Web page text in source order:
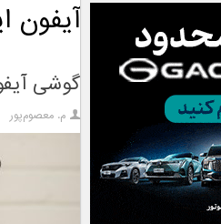
گوشی
م. معصوم‌پور